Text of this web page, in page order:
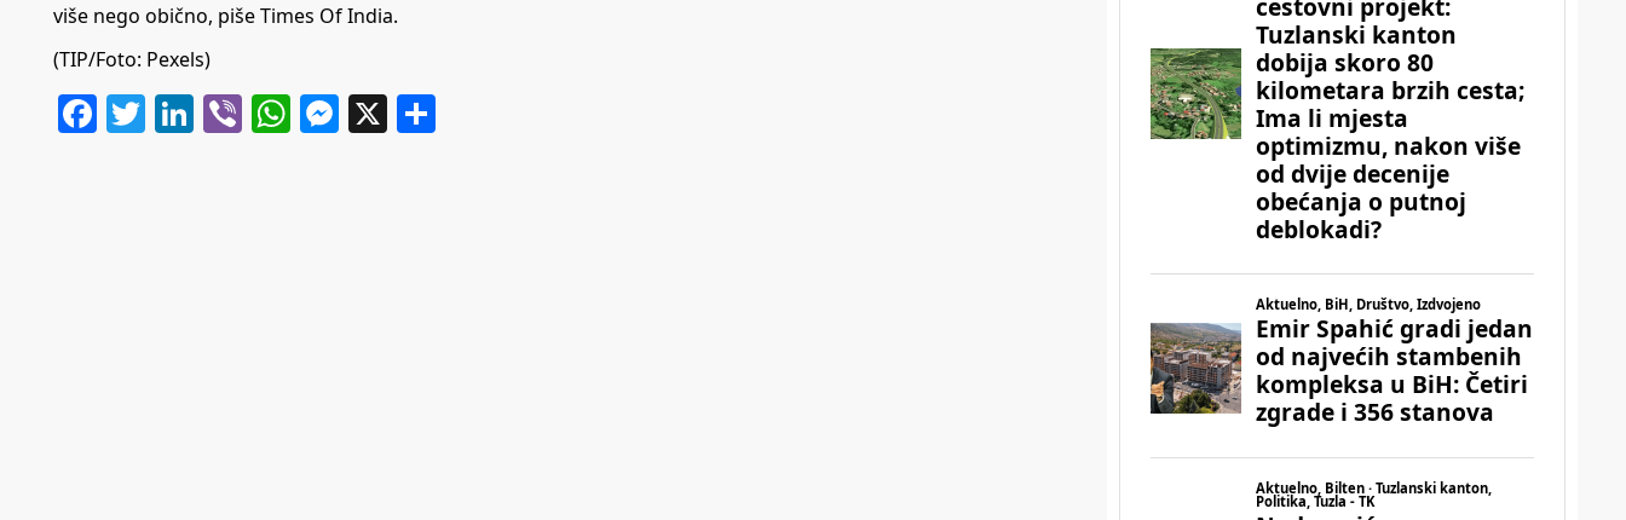
više nego obično, pišeTimes Of India.
(TIP/Foto: Pexels)
Facebook
Twitter
LinkedIn
ViberWhatsApp
Messenger
X